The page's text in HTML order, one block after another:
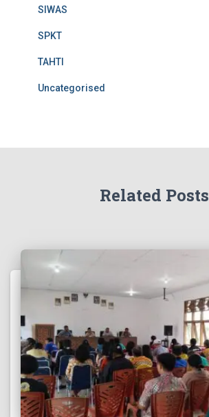
SIWAS
SPKT
TAHTI
Uncategorised
Related Posts